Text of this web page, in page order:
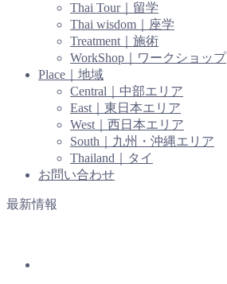
Thai Tour｜留学
Thai wisdom｜座学
Treatment｜施術
WorkShop｜ワークショップ
Place｜地域
Central｜中部エリア
East｜東日本エリア
West｜西日本エリア
South｜九州・沖縄エリア
Thailand｜タイ
お問い合わせ
最新情報